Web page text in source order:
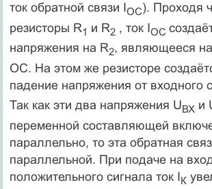
ток обратной связи IОС). Проходя
резисторы R1 и R2, ток IОС
напряжения на R2, являющееся
ОС. На этом же резисторе
падение напряжения от входного
Так как эти два напряжения UВХи
переменной составляющей
параллельно, то эта обратная
параллельной. При подаче на
положительного сигнала ток IК